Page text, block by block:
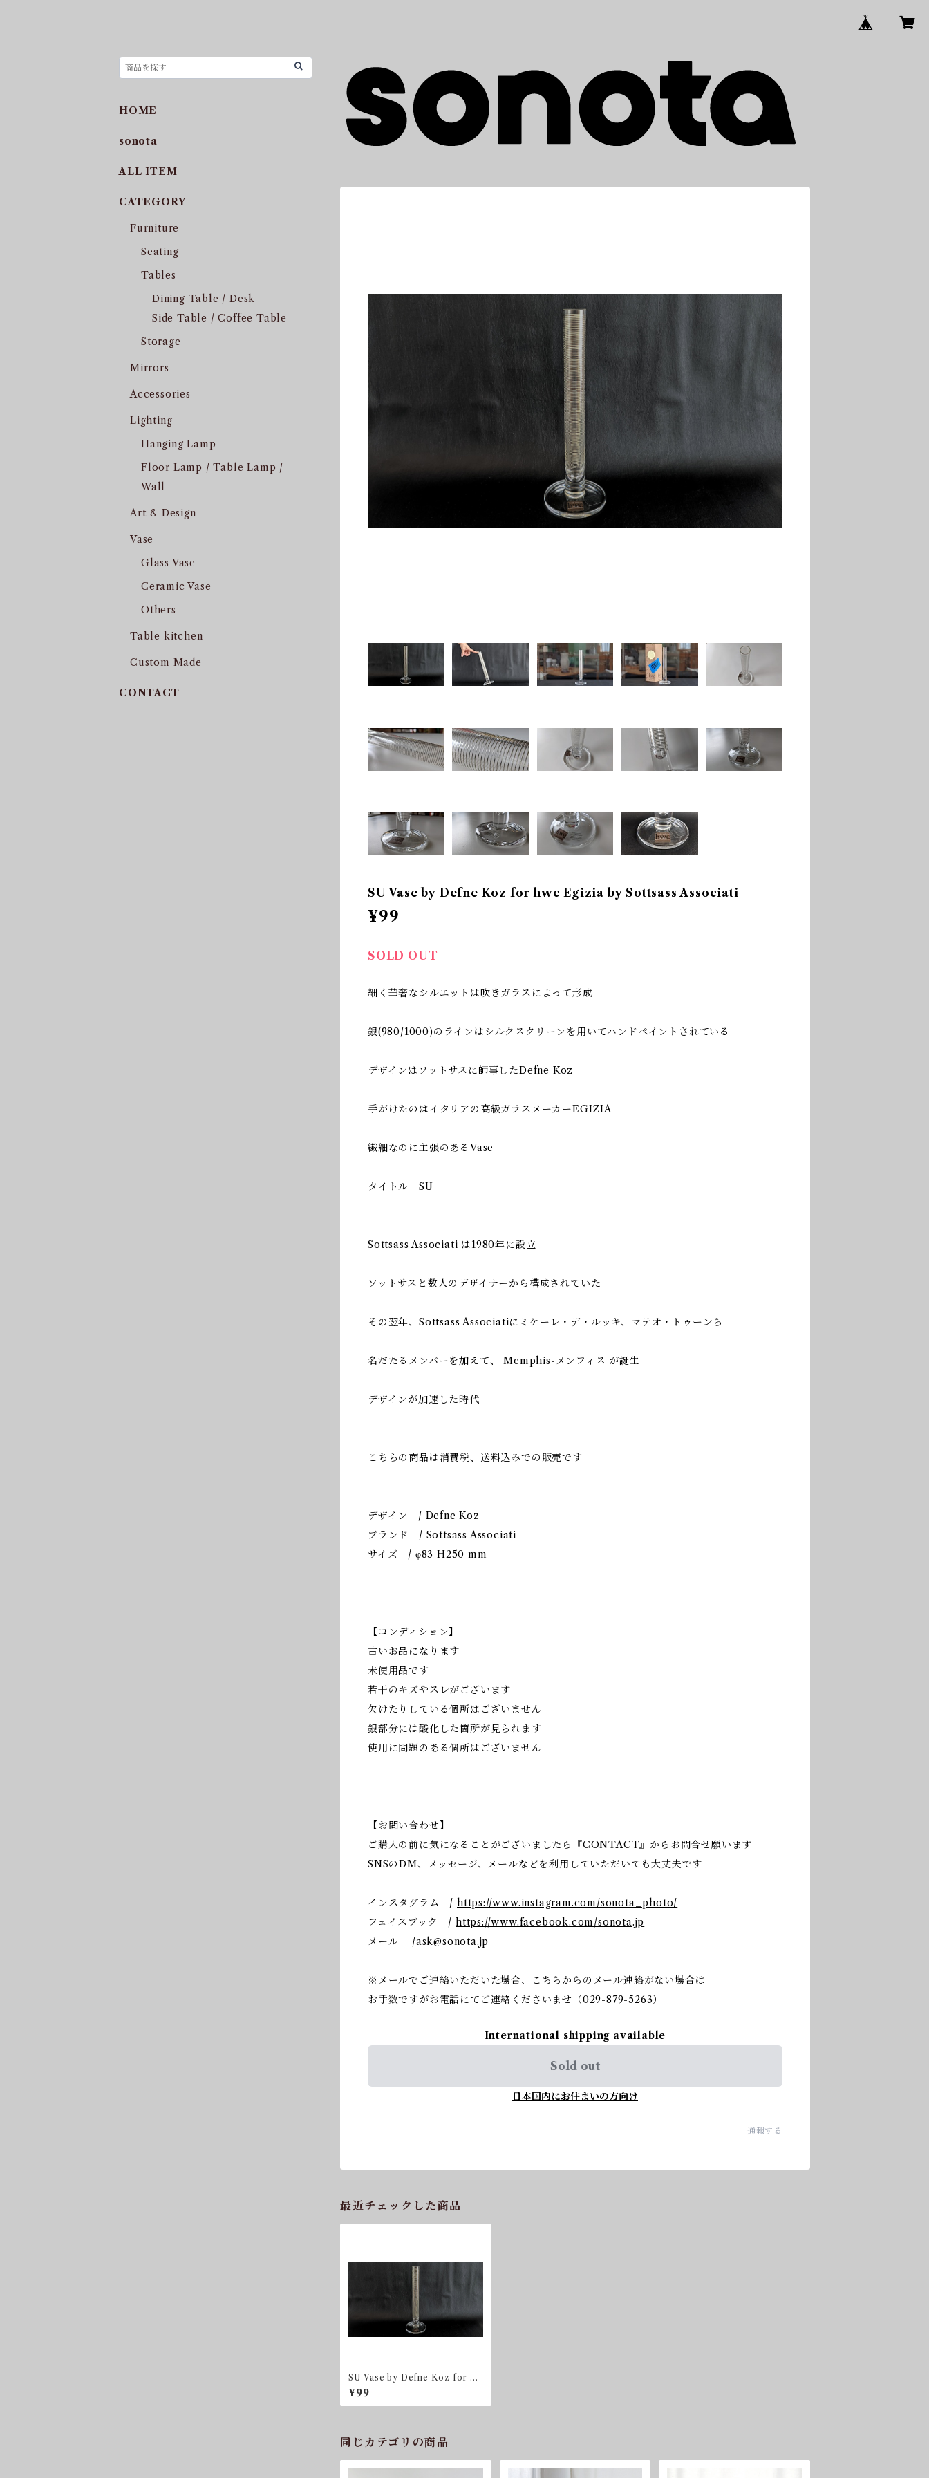
SU Vase by Defne Koz for hwc Egizia by Sottsass Associati
¥99
SOLD OUT
細く華奢なシルエットは吹きガラスによって形成
銀(980/1000)のラインはシルクスクリーンを用いてハンドペイントされている
デザインはソットサスに師事したDefne Koz
手がけたのはイタリアの高級ガラスメーカーEGIZIA
繊細なのに主張のあるVase
タイトル SU
Sottsass Associati は1980年に設立
ソットサスと数人のデザイナーから構成されていた
その翌年、Sottsass Associatiにミケーレ・デ・ルッキ、マテオ・トゥーンら
名だたるメンバーを加えて、 Memphis-メンフィス が誕生
デザインが加速した時代
こちらの商品は消費税、送料込みでの販売です
デザイン / Defne Koz
ブランド / Sottsass Associati
サイズ / φ83 H250 mm
【コンディション】
古いお品になります
未使用品です
若干のキズやスレがございます
欠けたりしている個所はございません
銀部分には酸化した箇所が見られます
使用に問題のある個所はございません
【お問い合わせ】
ご購入の前に気になることがございましたら『CONTACT』からお問合せ願います
SNSのDM、メッセージ、メールなどを利用していただいても大丈夫です
インスタグラム / https://www.instagram.com/sonota_photo/
フェイスブック /https://www.facebook.com/sonota.jp
メール /ask@sonota.jp
※メールでご連絡いただいた場合、こちらからのメール連絡がない場合は
お手数ですがお電話にてご連絡くださいませ（029-879-5263）
International shipping available
Sold out
日本国内にお住まいの方向け
通報する
最近チェックした商品
SU Vase by Defne Koz for hw
c Egizia by Sottsass Associati
¥99
同じカテゴリの商品
HOME
sonota
ALL ITEM
CATEGORY
Furniture
Seating
Tables
Dining Table / Desk
Side Table / Coffee Table
Storage
Mirrors
Accessories
Lighting
Hanging Lamp
Floor Lamp / Table Lamp /
Wall
Art & Design
Vase
Glass Vase
Ceramic Vase
Others
Table kitchen
Custom Made
CONTACT